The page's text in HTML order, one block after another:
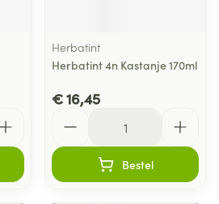
Herbatint
Herbatint 4n Kastanje 170ml
€ 16,45
Bestel